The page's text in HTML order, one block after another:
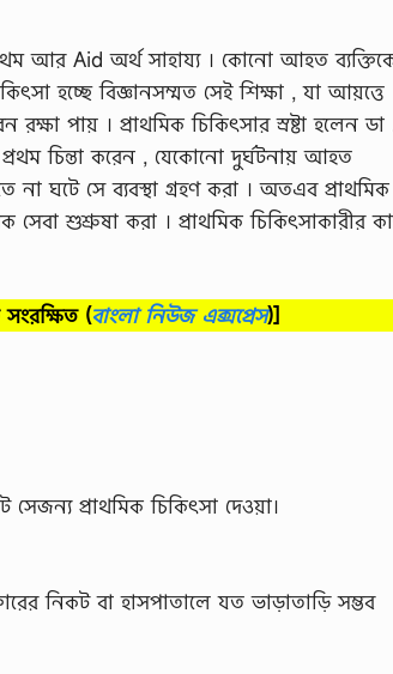
আর Aid অর্থ সাহায্য । কোনাে আহত
হচ্ছে বিজ্ঞানসম্মত সেই শিক্ষা , যা আয়ত্তে
পায় । প্রাথমিক চিকিৎসার স্রষ্টা হলেন ডা
চিন্তা করেন , যেকোনাে দুর্ঘটনায় আহত
না ঘটে সে ব্যবস্থা গ্রহণ করা । অতএব প্রাথমিক
সেবা শুশ্রুষা করা । প্রাথমিক চিকিৎসাকারীর
সংরক্ষিত (বাংলা নিউজ এক্সপ্রেস)]
প্রাথমিক চিকিৎসা দেওয়া।
নিকট বা হাসপাতালে যত ভাড়াতাড়ি সম্ভব